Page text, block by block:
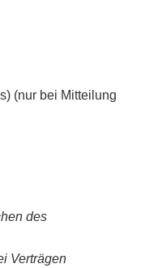
(nur bei Mitteilung
des
Verträgen